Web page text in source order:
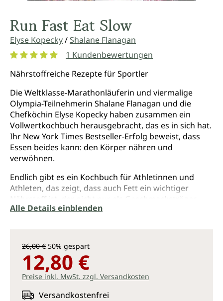
Run Fast Eat Slow
Elyse Kopecky/Shalane Flanagan
1 Kundenbewertungen
Nährstoffreiche Rezepte für Sportler
Die Weltklasse-Marathonläuferin und viermalige
Olympia-Teilnehmerin Shalane Flanagan und die
Chefköchin Elyse Kopecky haben zusammen ein
Vollwertkochbuch herausgebracht, das es in sich hat.
Ihr New York Times Bestseller-Erfolg beweist, dass
Essen beides kann: den Körper nähren und
verwöhnen.
Endlich gibt es ein Kochbuch für Athletinnen und
Athleten, das zeigt, dass auch Fett ein wichtiger
Nährstoff ist, der nicht nur als Geschmacksträger
fungiert, sondern auch die sportliche Leistung
strengen Diäten eine Absage, da diese dem Körper
mehr schaden als guttun.
Mit über 100 leckeren Rezepten für jede Tageszeit,
aufschlussreichen ernährungswissenschaftlichen
Informationen und inspirierenden Geschichten der
Alle Details einblenden
26,00 € 50% gespart
12,80 €
Preise inkl. MwSt. zzgl. Versandkosten
Versandkostenfrei